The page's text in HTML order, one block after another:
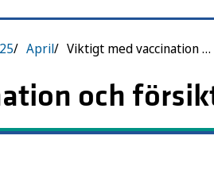
April Viktigt med vaccination och försiktighet vid hajj
och